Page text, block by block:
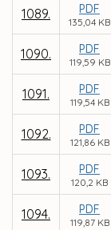
1089. PDF
135,04 KB
1090. PDF
119,59 KB
1091. PDF
119,54 KB
1092. PDF
121,86 KB
1093. PDF
120,2 KB
1094. PDF
119,87 KB